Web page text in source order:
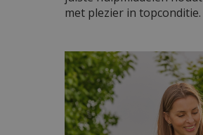
met plezier in topconditie.